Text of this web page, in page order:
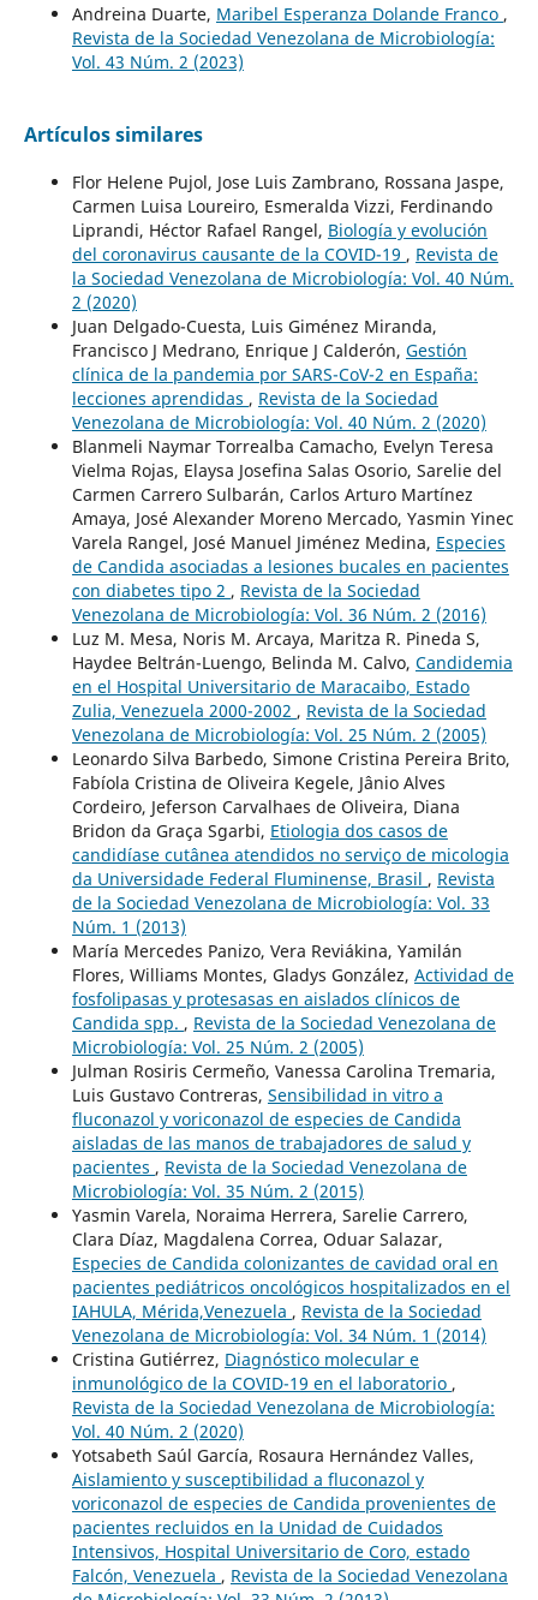
Andreina Duarte, Maribel Esperanza Dolande Franco ,
Revista de la Sociedad Venezolana de Microbiología:
Vol. 43 Núm. 2 (2023)
Artículos similares
Flor Helene Pujol, Jose Luis Zambrano, Rossana Jaspe,
Carmen Luisa Loureiro, Esmeralda Vizzi, Ferdinando
Liprandi, Héctor Rafael Rangel, Biología y evolución
del coronavirus causante de la COVID-19 , Revista de
la Sociedad Venezolana de Microbiología: Vol. 40 Núm.
2 (2020)
Juan Delgado-Cuesta, Luis Giménez Miranda,
Francisco J Medrano, Enrique J Calderón, Gestión
clínica de la pandemia por SARS-CoV-2 en España:
lecciones aprendidas , Revista de la Sociedad
Venezolana de Microbiología: Vol. 40 Núm. 2 (2020)
Blanmeli Naymar Torrealba Camacho, Evelyn Teresa
Vielma Rojas, Elaysa Josefina Salas Osorio, Sarelie del
Carmen Carrero Sulbarán, Carlos Arturo Martínez
Amaya, José Alexander Moreno Mercado, Yasmin Yinec
Varela Rangel, José Manuel Jiménez Medina, Especies
de Candida asociadas a lesiones bucales en pacientes
con diabetes tipo 2 , Revista de la Sociedad
Venezolana de Microbiología: Vol. 36 Núm. 2 (2016)
Luz M. Mesa, Noris M. Arcaya, Maritza R. Pineda S,
Haydee Beltrán-Luengo, Belinda M. Calvo, Candidemia
en el Hospital Universitario de Maracaibo, Estado
Zulia, Venezuela 2000-2002 , Revista de la Sociedad
Venezolana de Microbiología: Vol. 25 Núm. 2 (2005)
Leonardo Silva Barbedo, Simone Cristina Pereira Brito,
Fabíola Cristina de Oliveira Kegele, Jânio Alves
Cordeiro, Jeferson Carvalhaes de Oliveira, Diana
Bridon da Graça Sgarbi, Etiologia dos casos de
candidíase cutânea atendidos no serviço de micologia
da Universidade Federal Fluminense, Brasil , Revista
de la Sociedad Venezolana de Microbiología: Vol. 33
Núm. 1 (2013)
María Mercedes Panizo, Vera Reviákina, Yamilán
Flores, Williams Montes, Gladys González, Actividad de
fosfolipasas y protesasas en aislados clínicos de
Candida spp. , Revista de la Sociedad Venezolana de
Microbiología: Vol. 25 Núm. 2 (2005)
Julman Rosiris Cermeño, Vanessa Carolina Tremaria,
Luis Gustavo Contreras, Sensibilidad in vitro a
fluconazol y voriconazol de especies de Candida
aisladas de las manos de trabajadores de salud y
pacientes , Revista de la Sociedad Venezolana de
Microbiología: Vol. 35 Núm. 2 (2015)
Yasmin Varela, Noraima Herrera, Sarelie Carrero,
Clara Díaz, Magdalena Correa, Oduar Salazar,
Especies de Candida colonizantes de cavidad oral en
pacientes pediátricos oncológicos hospitalizados en el
IAHULA, Mérida,Venezuela , Revista de la Sociedad
Venezolana de Microbiología: Vol. 34 Núm. 1 (2014)
Cristina Gutiérrez, Diagnóstico molecular e
inmunológico de la COVID-19 en el laboratorio ,
Revista de la Sociedad Venezolana de Microbiología:
Vol. 40 Núm. 2 (2020)
Yotsabeth Saúl García, Rosaura Hernández Valles,
Aislamiento y susceptibilidad a fluconazol y
voriconazol de especies de Candida provenientes de
pacientes recluidos en la Unidad de Cuidados
Intensivos, Hospital Universitario de Coro, estado
Falcón, Venezuela , Revista de la Sociedad Venezolana